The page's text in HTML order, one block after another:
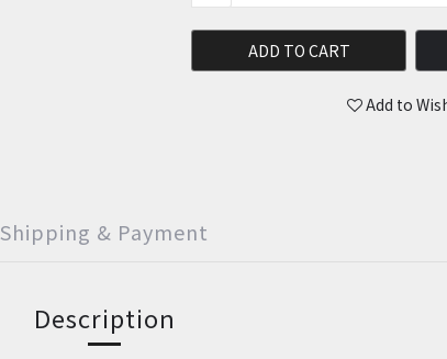
ADD TO CART
Add to
Shipping & Payment
Description